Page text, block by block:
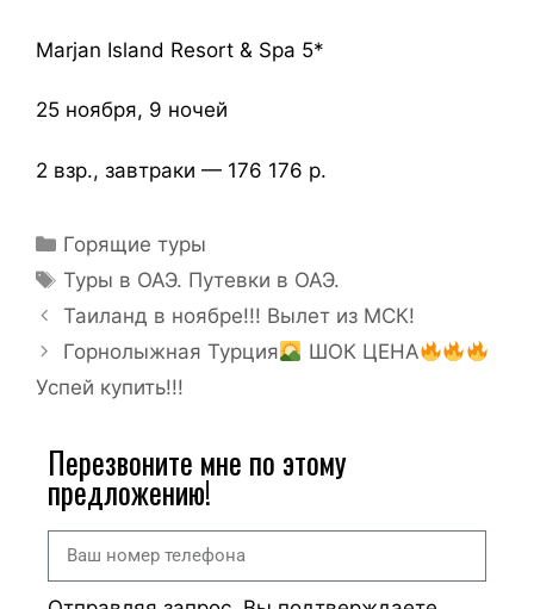
Marjan Island Resort & Spa 5*
25 ноября, 9 ночей
2 взр., завтраки — 176 176 р.
Горящие туры
Туры в ОАЭ. Путевки в ОАЭ.
Таиланд в ноябре!!! Вылет из МСК!
Горнолыжная Турция
ШОК ЦЕНА
Успей купить!!!
Перезвоните мне по этому
предложению!